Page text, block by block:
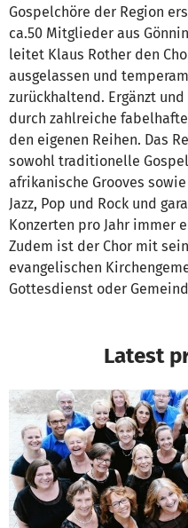
Gospelchöre der Region
ca.50 Mitglieder aus
leitet Klaus Rother den
ausgelassen und
zurückhaltend. Ergänzt
durch zahlreiche
den eigenen Reihen. Das
sowohl traditionelle
afrikanische Grooves
Jazz, Pop und Rock und
Konzerten pro Jahr immer
Zudem ist der Chor mit
evangelischen
Gottesdienst oder
Latest